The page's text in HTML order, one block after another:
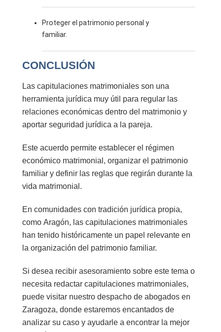
Proteger el patrimonio personal y
familiar.
CONCLUSIÓN
Las capitulaciones matrimonialesson una
herramienta jurídica muy útil para regular las
relaciones económicas dentro del matrimonio y
aportar seguridad jurídica a la pareja.
Este acuerdo permite establecer el régimen
económico matrimonial , organizar el patrimonio
familiar y definir las reglas que regirán durante la
vida matrimonial.
En comunidades con tradición jurídica propia,
como Aragón, las capitulaciones matrimoniales
han tenido históricamente un papel relevante en
la organización del patrimonio familiar.
Si desea recibir asesoramiento sobre este tema o
necesita redactar capitulaciones matrimoniales,
puede visitar nuestro despacho de abogados en
Zaragoza, donde estaremos encantados de
analizar su caso y ayudarle a encontrar la mejor